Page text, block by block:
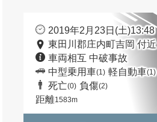
2019年2月23日(土)13:48
東田川郡庄内町吉岡 付近
車両相互 中破事故
中型乗用車(1) 軽自動車(1)
死亡(0) 負傷(2)
距離1583m